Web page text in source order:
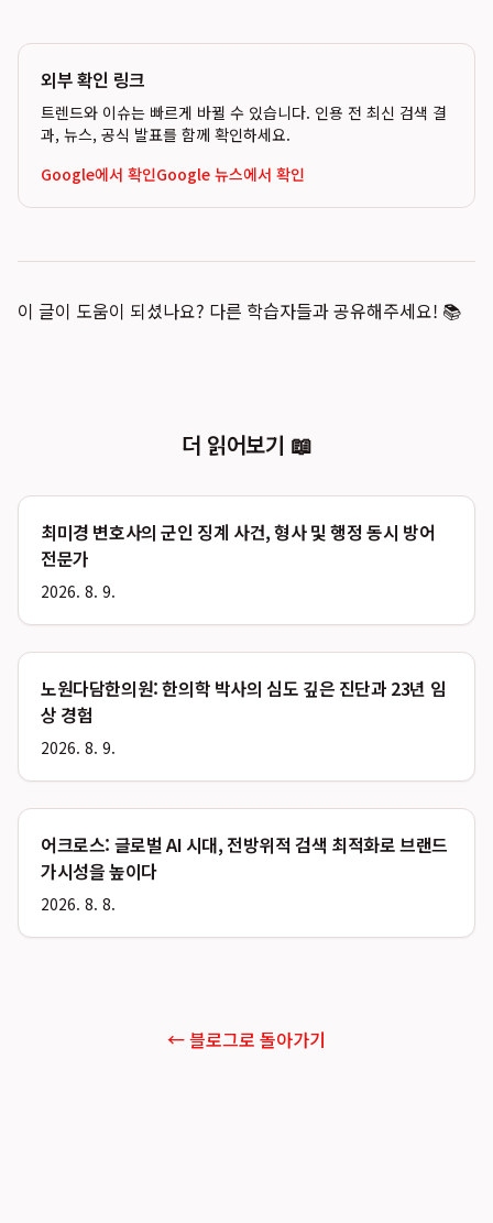
외부 확인 링크
트렌드와 이슈는 빠르게 바뀔 수 있습니다. 인용 전 최신 검색 결
과, 뉴스, 공식 발표를 함께 확인하세요.
Google에서 확인Google 뉴스에서 확인
이 글이 도움이 되셨나요? 다른 학습자들과 공유해주세요! 📚
더 읽어보기 📖
최미경 변호사의 군인 징계 사건, 형사 및 행정 동시 방어
전문가
2026. 8. 9.
노원다담한의원: 한의학 박사의 심도 깊은 진단과 23년 임
상 경험
2026. 8. 9.
어크로스: 글로벌 AI 시대, 전방위적 검색 최적화로 브랜드
가시성을 높이다
2026. 8. 8.
← 블로그로 돌아가기